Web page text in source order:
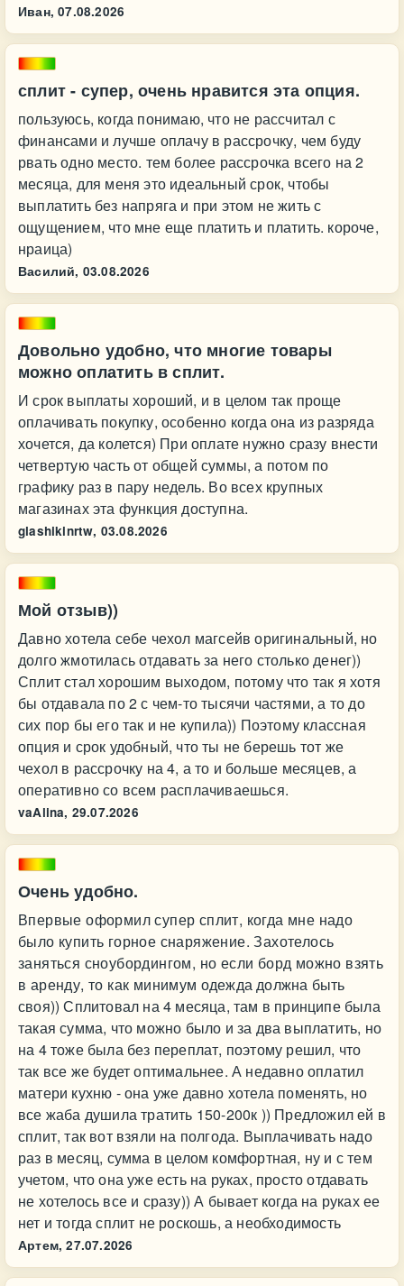
Иван, 07.08.2026
сплит - супер, очень нравится эта опция.
пользуюсь, когда понимаю, что не рассчитал с
финансами и лучше оплачу в рассрочку, чем буду
рвать одно место. тем более рассрочка всего на 2
месяца, для меня это идеальный срок, чтобы
выплатить без напряга и при этом не жить с
ощущением, что мне еще платить и платить. короче,
нраица)
Василий, 03.08.2026
Довольно удобно, что многие товары
можно оплатить в сплит.
И срок выплаты хороший, и в целом так проще
оплачивать покупку, особенно когда она из разряда
хочется, да колется) При оплате нужно сразу внести
четвертую часть от общей суммы, а потом по
графику раз в пару недель. Во всех крупных
магазинах эта функция доступна.
glashikinrtw, 03.08.2026
Мой отзыв))
Давно хотела себе чехол магсейв оригинальный, но
долго жмотилась отдавать за него столько денег))
Сплит стал хорошим выходом, потому что так я хотя
бы отдавала по 2 с чем-то тысячи частями, а то до
сих пор бы его так и не купила)) Поэтому классная
опция и срок удобный, что ты не берешь тот же
чехол в рассрочку на 4, а то и больше месяцев, а
оперативно со всем расплачиваешься.
vaAlina, 29.07.2026
Очень удобно.
Впервые оформил супер сплит, когда мне надо
было купить горное снаряжение. Захотелось
заняться сноубордингом, но если борд можно взять
в аренду, то как минимум одежда должна быть
своя)) Сплитовал на 4 месяца, там в принципе была
такая сумма, что можно было и за два выплатить, но
на 4 тоже была без переплат, поэтому решил, что
так все же будет оптимальнее. А недавно оплатил
матери кухню - она уже давно хотела поменять, но
все жаба душила тратить 150-200к )) Предложил ей в
сплит, так вот взяли на полгода. Выплачивать надо
раз в месяц, сумма в целом комфортная, ну и с тем
учетом, что она уже есть на руках, просто отдавать
не хотелось все и сразу)) А бывает когда на руках ее
нет и тогда сплит не роскошь, а необходимость
Артем, 27.07.2026